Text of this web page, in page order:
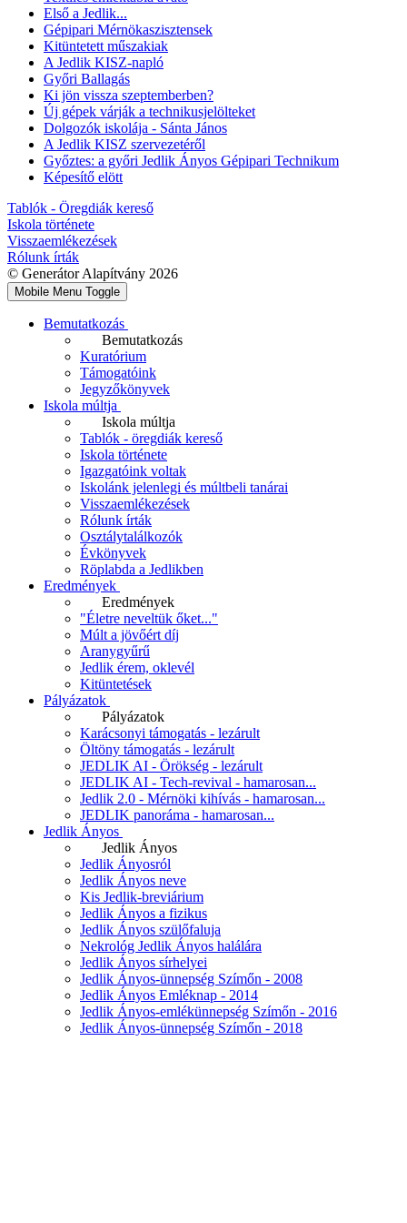
Első a Jedlik...
Gépipari Mérnökaszisztensek
Kitüntetett műszakiak
A Jedlik KISZ-napló
Győri Ballagás
Ki jön vissza szeptemberben?
Új gépek várják a technikusjelölteket
Dolgozók iskolája - Sánta János
A Jedlik KISZ szervezetéről
Győztes: a győri Jedlik Ányos Gépipari Technikum
Képesítő elött
Tablók - Öregdiák kereső
Iskola története
Visszaemlékezések
Rólunk írták
© Generátor Alapítvány 2026
Mobile Menu Toggle
Bemutatkozás
Bemutatkozás
Kuratórium
Támogatóink
Jegyzőkönyvek
Iskola múltja
Iskola múltja
Tablók - öregdiák kereső
Iskola története
Igazgatóink voltak
Iskolánk jelenlegi és múltbeli tanárai
Visszaemlékezések
Rólunk írták
Osztálytalálkozók
Évkönyvek
Röplabda a Jedlikben
Eredmények
Eredmények
"Életre neveltük őket..."
Múlt a jövőért díj
Aranygyűrű
Jedlik érem, oklevél
Kitüntetések
Pályázatok
Pályázatok
Karácsonyi támogatás - lezárult
Öltöny támogatás - lezárult
JEDLIK AI - Örökség - lezárult
JEDLIK AI - Tech-revival - hamarosan...
Jedlik 2.0 - Mérnöki kihívás - hamarosan...
JEDLIK panoráma - hamarosan...
Jedlik Ányos
Jedlik Ányos
Jedlik Ányosról
Jedlik Ányos neve
Kis Jedlik-breviárium
Jedlik Ányos a fizikus
Jedlik Ányos szülőfaluja
Nekrológ Jedlik Ányos halálára
Jedlik Ányos sírhelyei
Jedlik Ányos-ünnepség Szímőn - 2008
Jedlik Ányos Emléknap - 2014
Jedlik Ányos-emlékünnepség Szímőn - 2016
Jedlik Ányos-ünnepség Szímőn - 2018